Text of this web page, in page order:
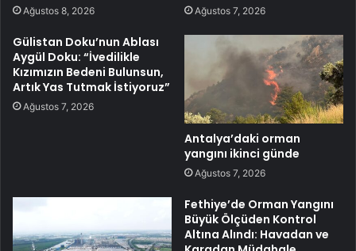
Ağustos 8, 2026 Ağustos 7, 2026
Gülistan Doku’nun Ablası
Aygül Doku: “İvedilikle
Kızımızın Bedeni Bulunsun,
Artık Yas Tutmak İstiyoruz”
Ağustos 7, 2026
Antalya’daki orman
yangını ikinci günde
Ağustos 7, 2026
Fethiye’de Orman Yangını
Büyük Ölçüden Kontrol
Altına Alındı: Havadan ve